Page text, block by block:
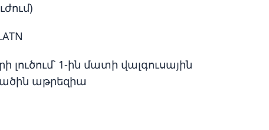
1-ին մատի վալգուսային
աթրեզիա